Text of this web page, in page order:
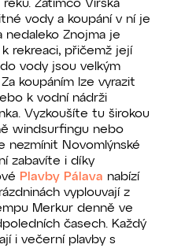
Zatímco Vírská
vody a koupání v ní je
nedaleko Znojma je
rekreaci, přičemž její
vody jsou velkým
koupáním lze vyrazit
k vodní nádrži
Vyzkoušíte tu širokou
windsurfingu nebo
nezmínit Novomlýnské
zabavíte i díky
Plavby Pálava nabízí
vyplouvají z
Merkur denně ve
časech. Každý
i večerní plavby s